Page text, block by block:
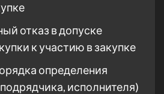
отказ в допуске
к участию в закупке
определения
исполнителя)